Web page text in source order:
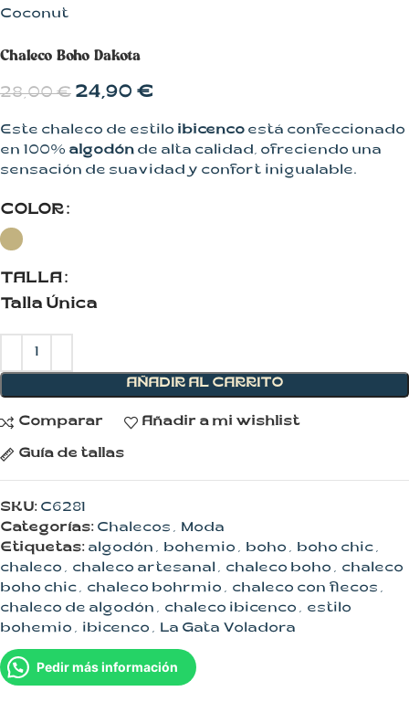
Coconut
Chaleco Boho Dakota
28,00€ 24,90 €
Este chaleco de estilo ibicenco está confeccionado
en 100% algodón de alta calidad, ofreciendo una
sensación de suavidad y confort inigualable.
COLOR
TALLA
Talla Única
AÑADIR AL CARRITO
Comparar Añadir a mi wishlist
Guía de tallas
SKU: C6281
Categorías: Chalecos , Moda
Etiquetas: algodón , bohemio , boho , boho chic,
chaleco , chaleco artesanal, chaleco boho , chaleco
boho chic, chaleco bohrmio , chaleco con flecos ,
chaleco de algodón , chaleco ibicenco , estilo
bohemio , ibicenco , La Gata Voladora
Pedir más información